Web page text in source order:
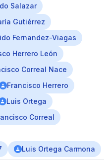
Salazar
Gutiérrez
Fernandez-Viagas
Herrero León
Correal Nace
Francisco Herrero
Luis Ortega
Correal
Luis Ortega Carmona